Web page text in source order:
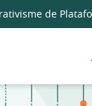
de
21
filters